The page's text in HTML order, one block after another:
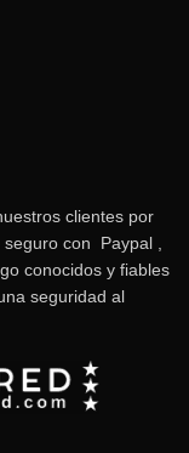
clientes por
con Paypal ,
conocidos y fiables
seguridad al